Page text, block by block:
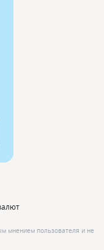
мнением пользователя и не